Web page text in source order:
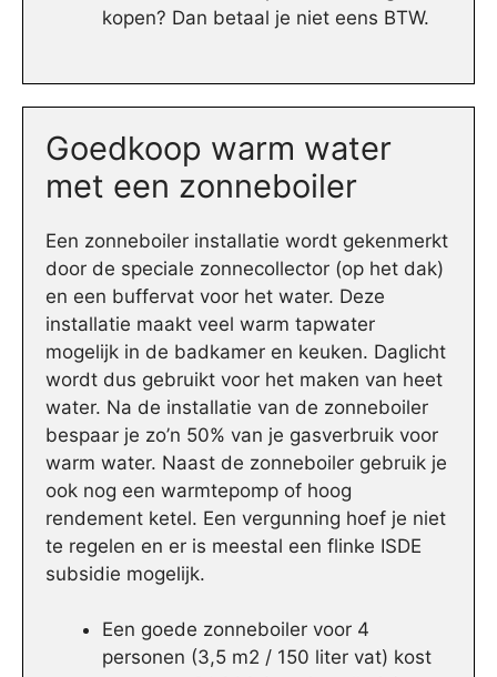
kopen? Dan betaal je niet eens BTW.
Goedkoop warm water
met een zonneboiler
Een zonneboiler installatie wordt gekenmerkt
door de speciale zonnecollector (op het dak)
en een buffervat voor het water. Deze
installatie maakt veel warm tapwater
mogelijk in de badkamer en keuken. Daglicht
wordt dus gebruikt voor het maken van heet
water. Na de installatie van de zonneboiler
bespaar je zo’n 50% van je gasverbruik voor
warm water. Naast de zonneboiler gebruik je
ook nog een warmtepomp of hoog
rendement ketel. Een vergunning hoef je niet
te regelen en er is meestal een flinke ISDE
subsidie mogelijk.
Een goede zonneboiler voor 4
personen (3,5 m2 / 150 liter vat) kost